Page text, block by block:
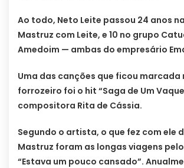
Ao todo, Neto Leite passou 24 anos
Mastruz com Leite, e 10 no grupo
Amedoim — ambas do empresário
Uma das canções que ficou marcada
forrozeiro foi o hit “Saga de Um
compositora Rita de Cássia.
Segundo o artista, o que fez com ele
Mastruz foram as longas viagens
“Estava um pouco cansado”.